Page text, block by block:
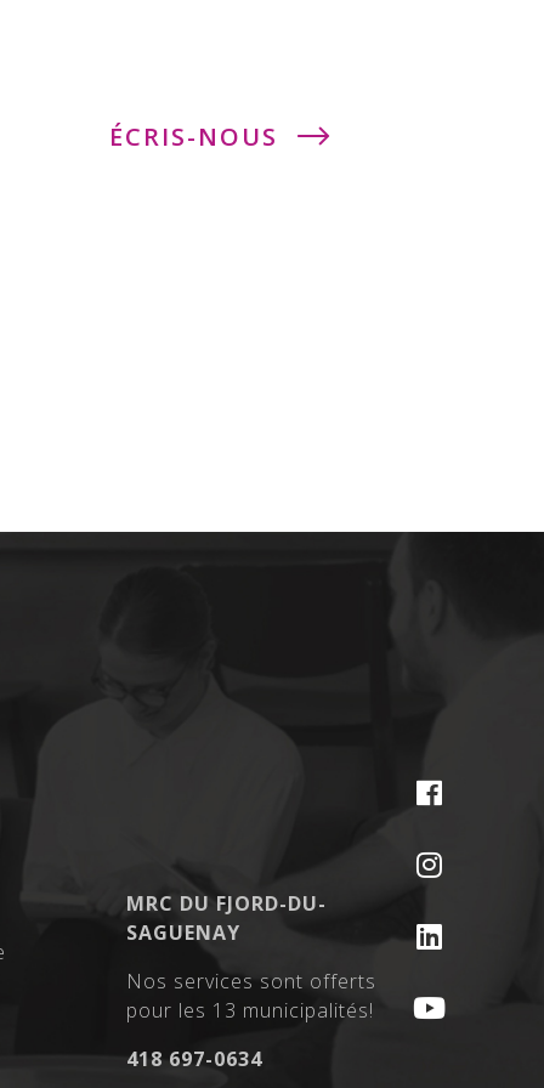
ÉCRIS-NOUS
MRC DU FJORD-DU-
SAGUENAY
Nos services sont offerts
pour les 13 municipalités!
418 697-0634